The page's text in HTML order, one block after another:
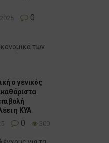
0
των
ο γενικός
η ΚΥΑ
0 300